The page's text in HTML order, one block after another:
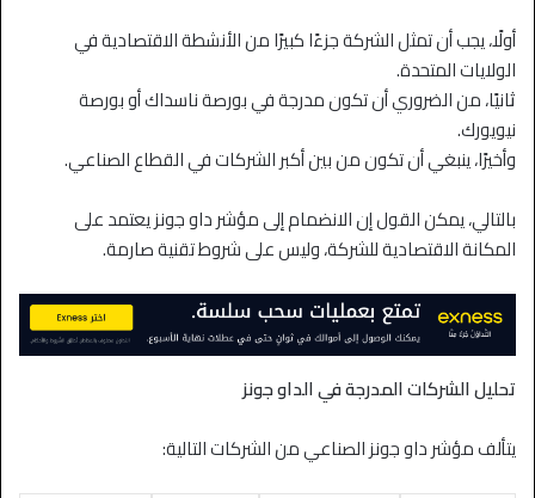
أولًا، يجب أن تمثل الشركة جزءًا كبيرًا من الأنشطة الاقتصادية في
الولايات المتحدة.
ثانيًا، من الضروري أن تكون مدرجة في بورصة ناسداك أو بورصة
نيويورك.
وأخيرًا، ينبغي أن تكون من بين أكبر الشركات في القطاع الصناعي.
بالتالي، يمكن القول إن الانضمام إلى مؤشر داو جونز يعتمد على
المكانة الاقتصادية للشركة، وليس على شروط تقنية صارمة.
تحليل الشركات المدرجة في الداو جونز
يتألف مؤشر داو جونز الصناعي من الشركات التالية: